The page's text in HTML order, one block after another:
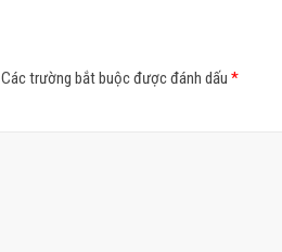
Các trường bắt buộc được đánh dấu *